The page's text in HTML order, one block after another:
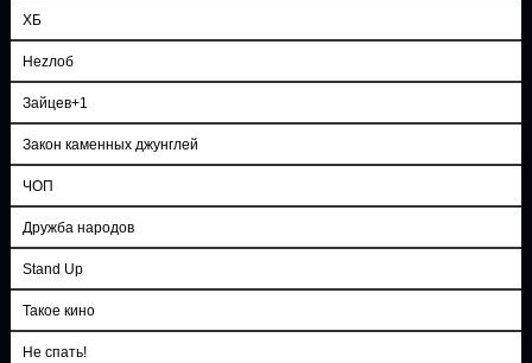
ХБ
Неzлоб
Зайцев+1
Закон каменных джунглей
ЧОП
Дружба народов
Stand Up
Такое кино
Не спать!